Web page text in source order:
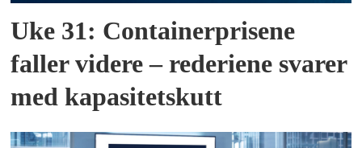
Uke 31: Containerprisene
faller videre – rederiene svarer
med kapasitetskutt